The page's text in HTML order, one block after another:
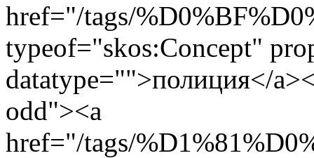
href="/tags/
typeof="skos:Concept"
datatype="">полиция</
odd"><a
href="/tags/